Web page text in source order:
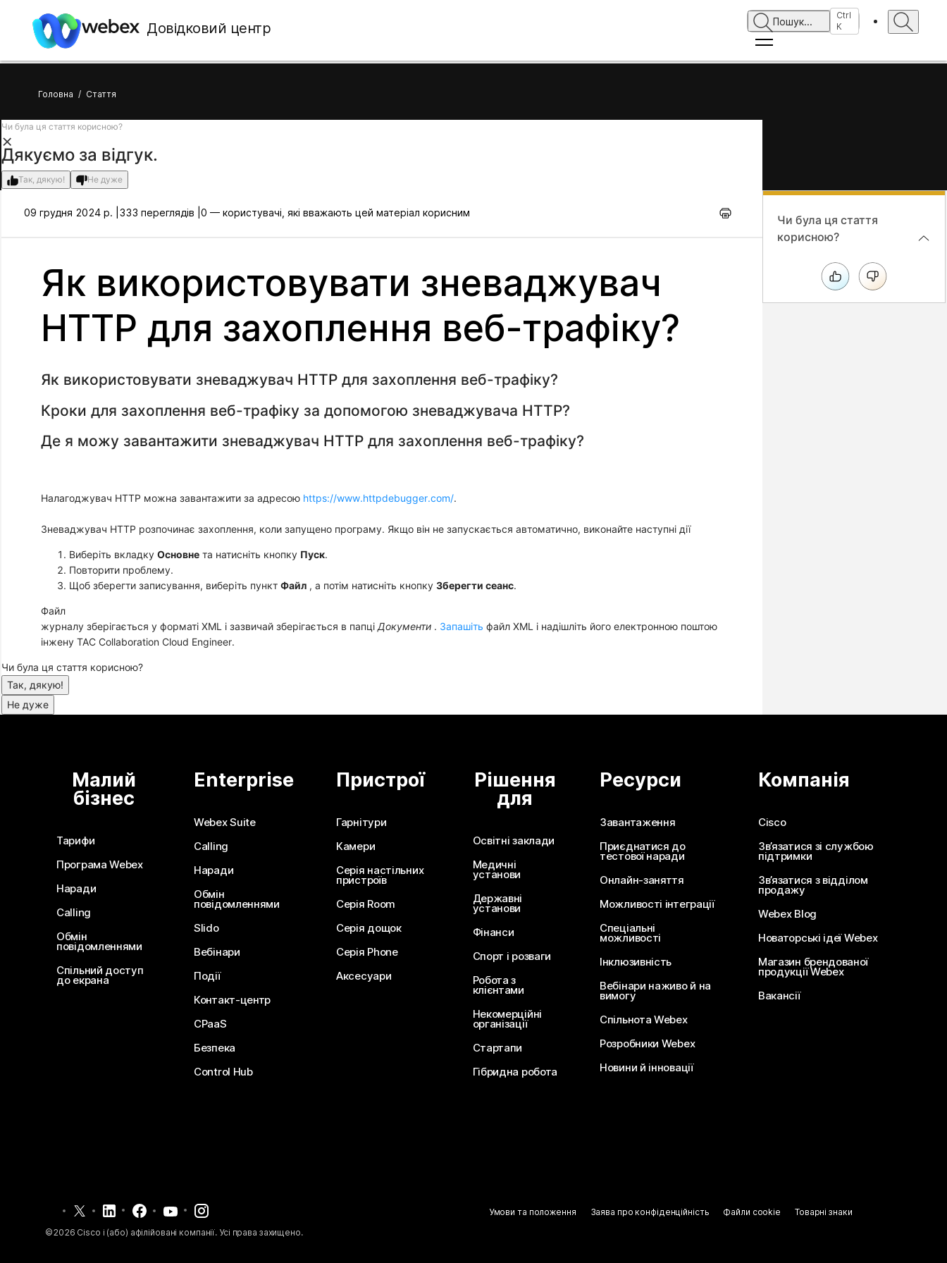
Довідковий центр Пошук...
Ctrl
K
Головна / Стаття
Чи була ця стаття корисною?
Дякуємо за відгук.
Так, дякую! Не дуже
09 грудня 2024 р. | 333 переглядів | 0 — користувачі, які вважають цей матеріал корисним
Як використовувати зневаджувач
HTTP для захоплення веб-трафіку?
Як використовувати зневаджувач HTTP для захоплення веб-трафіку?
Кроки для захоплення веб-трафіку за допомогою зневаджувача HTTP?
Де я можу завантажити зневаджувач HTTP для захоплення веб-трафіку?
Налагоджувач HTTP можна завантажити за адресою https://www.httpdebugger.com/.
Зневаджувач HTTP розпочинає захоплення, коли запущено програму. Якщо він не запускається автоматично, виконайте наступні дії
Виберіть вкладку Основне та натисніть кнопку Пуск.
Повторити проблему.
Щоб зберегти записування, виберіть пункт Файл , а потім натисніть кнопку Зберегти сеанс.
Файл
журналу зберігається у форматі XML і зазвичай зберігається в папці Документи . Запашіть файл XML і надішліть його електронною поштою
інжену TAC Collaboration Cloud Engineer.
Чи була ця стаття корисною?
Так, дякую!
Не дуже
Чи була ця стаття
корисною?
Малий
бізнес
Тарифи
Програма Webex
Наради
Calling
Обмін
повідомленнями
Спільний доступ
до екрана
Enterprise
Webex Suite
Calling
Наради
Обмін
повідомленнями
Slido
Вебінари
Події
Контакт-центр
CPaaS
Безпека
Control Hub
Пристрої
Гарнітури
Камери
Серія настільних
пристроїв
Серія Room
Серія дощок
Серія Phone
Аксесуари
Рішення
для
Освітні заклади
Медичні
установи
Державні
установи
Фінанси
Спорт і розваги
Робота з
клієнтами
Некомерційні
організації
Стартапи
Гібридна робота
Ресурси
Завантаження
Приєднатися до
тестової наради
Онлайн-заняття
Можливості інтеграції
Спеціальні
можливості
Інклюзивність
Вебінари наживо й на
вимогу
Спільнота Webex
Розробники Webex
Новини й інновації
Компанія
Cisco
Зв’язатися зі службою
підтримки
Зв’язатися з відділом
продажу
Webex Blog
Новаторські ідеї Webex
Магазин брендованої
продукції Webex
Вакансії
©2026 Cisco і (або) афілійовані компанії. Усі права захищено.
Умови та положення Заява про конфіденційність Файли cookie Товарні знаки